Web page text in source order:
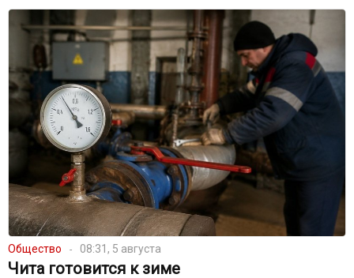
Общество 08:31, 5 августа
Чита готовится к зиме